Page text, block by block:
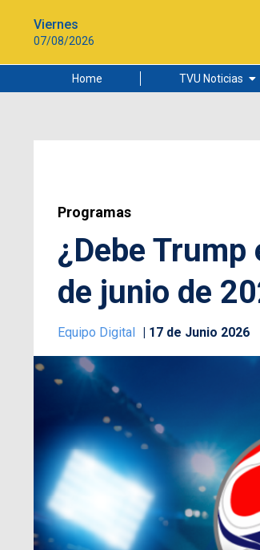
Viernes
07/08/2026
Home TVU Noticias
Ciudad
Programas
¿Debe
de junio de
Equipo Digital 17 de Junio 2026